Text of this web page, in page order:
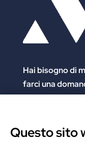
Hai bisogno di
farci una
Clicca e
Contattaci
Questo sito